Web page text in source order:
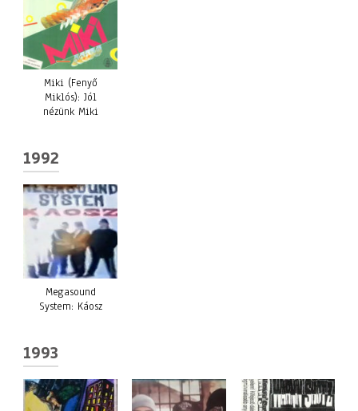
Miki (Fenyő
Miklós): Jól
nézünk Miki
1992
Megasound
System: Káosz
1993